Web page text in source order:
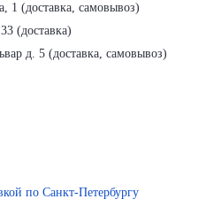
1 (доставка, самовывоз)
(доставка)
д. 5 (доставка, самовывоз)
по Санкт-Петербургу